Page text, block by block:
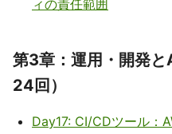
ィの責任範囲
第3章：運用・開発
24回）
Day17: CI/CDツール：